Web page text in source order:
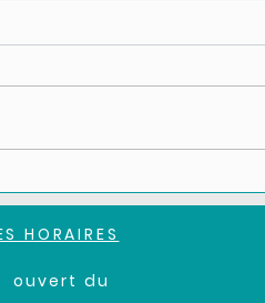
l'Alzheimer. Des
pour aider les
neurones, publié d
HORAIRES
ouvert du